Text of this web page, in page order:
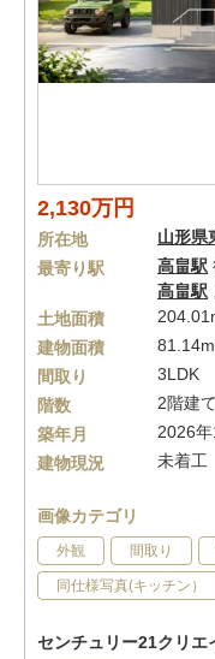
2,130万円
所在地 山形県
最寄り駅
高畠駅
高畠駅
土地面積
建物面積
間取り
3LDK
階数
2階建て
築年月
2026年
建物現況
未着工
画像カテゴリ
外観 間取り
同仕様写真(キッチン）
センチュリー21クリエ